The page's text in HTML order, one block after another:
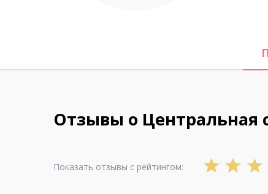
Отзывы о Центральная
Показать отзывы с рейтингом: